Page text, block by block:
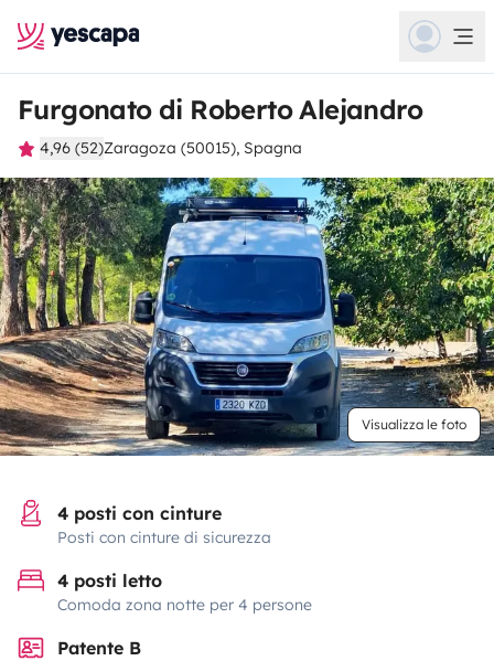
Furgonato di Roberto Alejandro
4,96 (52)Zaragoza (50015), Spagna
Visualizza le foto
4 posti con cinture
Posti con cinture di sicurezza
4 posti letto
Comoda zona notte per 4 persone
Patente B